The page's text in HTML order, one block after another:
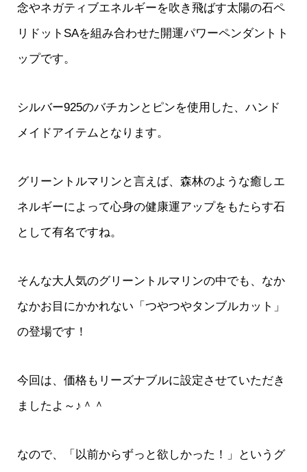
念やネガティブエネルギーを吹き飛ばす太陽の石ペ
リドットSAを組み合わせた開運パワーペンダントト
ップです。
シルバー925のバチカンとピンを使用した、ハンド
メイドアイテムとなります。
グリーントルマリンと言えば、森林のような癒しエ
ネルギーによって心身の健康運アップをもたらす石
として有名ですね。
そんな大人気のグリーントルマリンの中でも、なか
なかお目にかかれない「つやつやタンブルカット」
の登場です！
今回は、価格もリーズナブルに設定させていただき
ましたよ～♪＾＾
なので、「以前からずっと欲しかった！」というグ